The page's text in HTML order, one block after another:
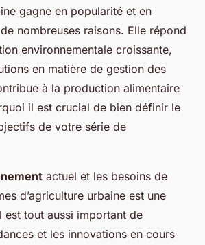
gagne en popularité et en
nombreuses raisons. Elle répond
environnementale croissante,
en matière de gestion des
à la production alimentaire
il est crucial de bien définir le
de votre série de
actuel et les besoins de
d’agriculture urbaine est une
est tout aussi important de
et les innovations en cours